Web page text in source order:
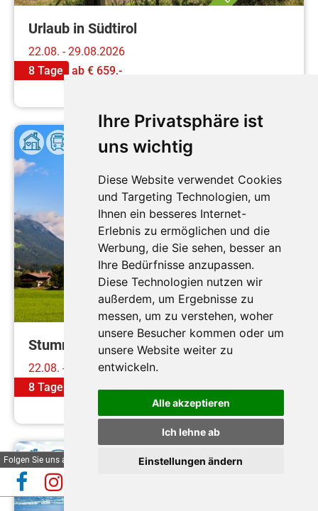
Ihre Privatsphäre ist
uns wichtig
Diese Website verwendet Cookies
und Targeting Technologien, um
Ihnen ein besseres Internet-
Erlebnis zu ermöglichen und die
Werbung, die Sie sehen, besser an
Ihre Bedürfnisse anzupassen.
Diese Technologien nutzen wir
außerdem, um Ergebnisse zu
messen, um zu verstehen, woher
unsere Besucher kommen oder um
unsere Website weiter zu
entwickeln.
Alle akzeptieren
Ich lehne ab
Einstellungen ändern
Automatische Reiseauskunft
Urlaub in Südtirol
22.08. - 29.08.2026
8 Tage
ab € 659,-
Hotel Tipotsch
Stumm im Zillertal
22.08. - 29.08.2026
8 Tage
€ 879,-
Mehr erfahren
Folgen Sie uns auf